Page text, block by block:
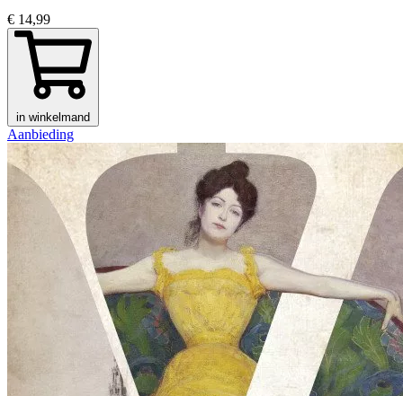
€ 14,99
in winkelmand
Aanbieding